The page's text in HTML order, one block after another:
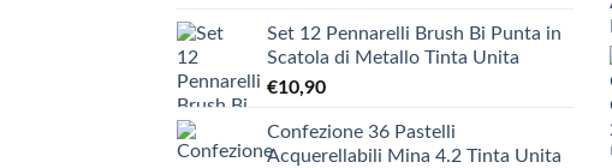
Set 12 Pennarelli Brush Bi Punta in
Scatola di Metallo Tinta Unita
€10,90
Confezione 36 Pastelli
Acquerellabili Mina 4.2 Tinta Unita